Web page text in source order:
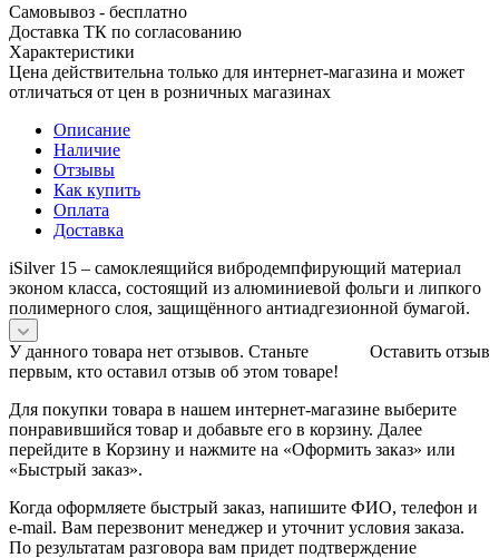
Самовывоз - бесплатно
Доставка ТК по согласованию
Характеристики
Цена действительна только для интернет-магазина и может
отличаться от цен в розничных магазинах
Описание
Наличие
Отзывы
Как купить
Оплата
Доставка
iSilver 15 – cамоклеящийся вибродемпфирующий материал
эконом класса, состоящий из алюминиевой фольги и липкого
полимерного слоя, защищённого антиадгезионной бумагой.
Оставить отзыв
У данного товара нет отзывов. Станьте
первым, кто оставил отзыв об этом товаре!
Для покупки товара в нашем интернет-магазине выберите
понравившийся товар и добавьте его в корзину. Далее
перейдите в Корзину и нажмите на «Оформить заказ» или
«Быстрый заказ».
Когда оформляете быстрый заказ, напишите ФИО, телефон и
e-mail. Вам перезвонит менеджер и уточнит условия заказа.
По результатам разговора вам придет подтверждение